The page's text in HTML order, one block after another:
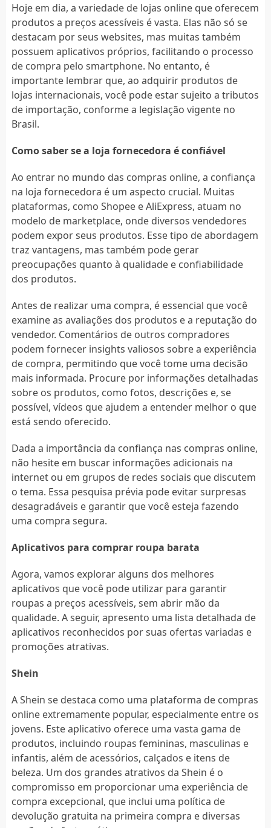
Hoje em dia, a variedade de lojas online que oferecem
produtos a preços acessíveis é vasta. Elas não só se
destacam por seus websites, mas muitas também
possuem aplicativos próprios, facilitando o processo
de compra pelo smartphone. No entanto, é
importante lembrar que, ao adquirir produtos de
lojas internacionais, você pode estar sujeito a tributos
de importação, conforme a legislação vigente no
Brasil.
Como saber se a loja fornecedora é confiável
Ao entrar no mundo das compras online, a confiança
na loja fornecedora é um aspecto crucial. Muitas
plataformas, como Shopee e AliExpress, atuam no
modelo de marketplace, onde diversos vendedores
podem expor seus produtos. Esse tipo de abordagem
traz vantagens, mas também pode gerar
preocupações quanto à qualidade e confiabilidade
dos produtos.
Antes de realizar uma compra, é essencial que você
examine as avaliações dos produtos e a reputação do
vendedor. Comentários de outros compradores
podem fornecer insights valiosos sobre a experiência
de compra, permitindo que você tome uma decisão
mais informada. Procure por informações detalhadas
sobre os produtos, como fotos, descrições e, se
possível, vídeos que ajudem a entender melhor o que
está sendo oferecido.
Dada a importância da confiança nas compras online,
não hesite em buscar informações adicionais na
internet ou em grupos de redes sociais que discutem
o tema. Essa pesquisa prévia pode evitar surpresas
desagradáveis e garantir que você esteja fazendo
uma compra segura.
Aplicativos para comprar roupa barata
Agora, vamos explorar alguns dos melhores
aplicativos que você pode utilizar para garantir
roupas a preços acessíveis, sem abrir mão da
qualidade. A seguir, apresento uma lista detalhada de
aplicativos reconhecidos por suas ofertas variadas e
promoções atrativas.
Shein
A Shein se destaca como uma plataforma de compras
online extremamente popular, especialmente entre os
jovens. Este aplicativo oferece uma vasta gama de
produtos, incluindo roupas femininas, masculinas e
infantis, além de acessórios, calçados e itens de
beleza. Um dos grandes atrativos da Shein é o
compromisso em proporcionar uma experiência de
compra excepcional, que inclui uma política de
devolução gratuita na primeira compra e diversas